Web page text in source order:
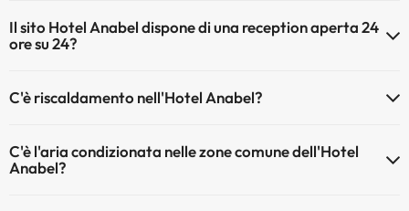
Piscina all'aperto (stagione estiva)
pagamento):
Il sito Hotel Anabel dispone di una reception aperta 24
ore su 24?
C'è riscaldamento nell'Hotel Anabel?
C'è l'aria condizionata nelle zone comune dell'Hotel
Anabel?